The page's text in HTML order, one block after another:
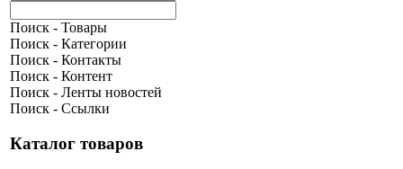
Поиск - Товары
Поиск - Категории
Поиск - Контакты
Поиск - Контент
Поиск - Ленты новостей
Поиск - Ссылки
Каталог товаров